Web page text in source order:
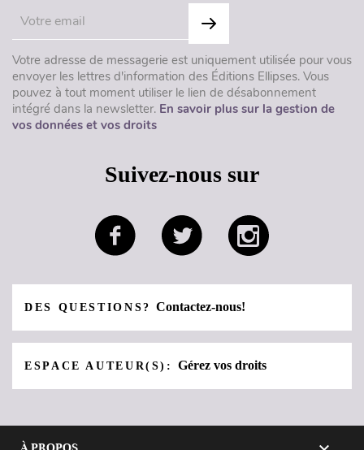
Votre adresse de messagerie est uniquement utilisée pour vous
envoyer les lettres d'information des Éditions Ellipses. Vous
pouvez à tout moment utiliser le lien de désabonnement
intégré dans la newsletter. En savoir plus sur la gestion de
vos données et vos droits
Suivez-nous sur
DES QUESTIONS?Contactez-nous!
ESPACE AUTEUR(S):Gérez vos droits